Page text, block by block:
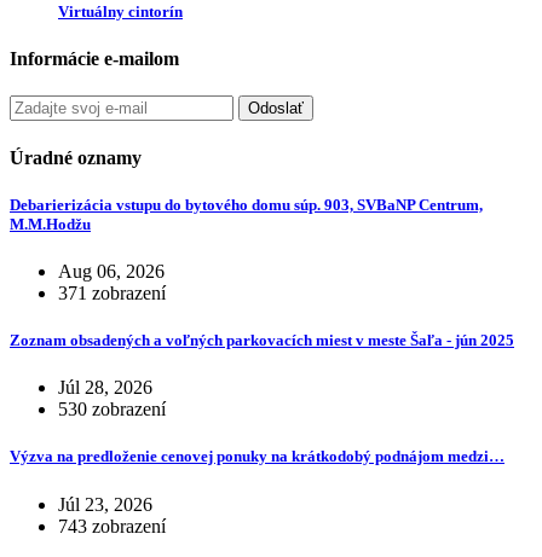
Virtuálny cintorín
Informácie e-mailom
Odoslať
Úradné oznamy
Debarierizácia vstupu do bytového domu súp. 903, SVBaNP Centrum,
M.M.Hodžu
Aug 06, 2026
371 zobrazení
Zoznam obsadených a voľných parkovacích miest v meste Šaľa - jún 2025
Júl 28, 2026
530 zobrazení
Výzva na predloženie cenovej ponuky na krátkodobý podnájom medzi…
Júl 23, 2026
743 zobrazení